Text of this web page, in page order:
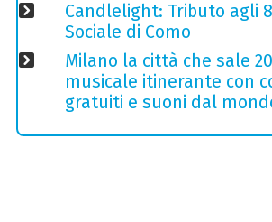
Candlelight: Tributo agli
Sociale di Como
Milano la città che sale
musicale itinerante con
gratuiti e suoni dal